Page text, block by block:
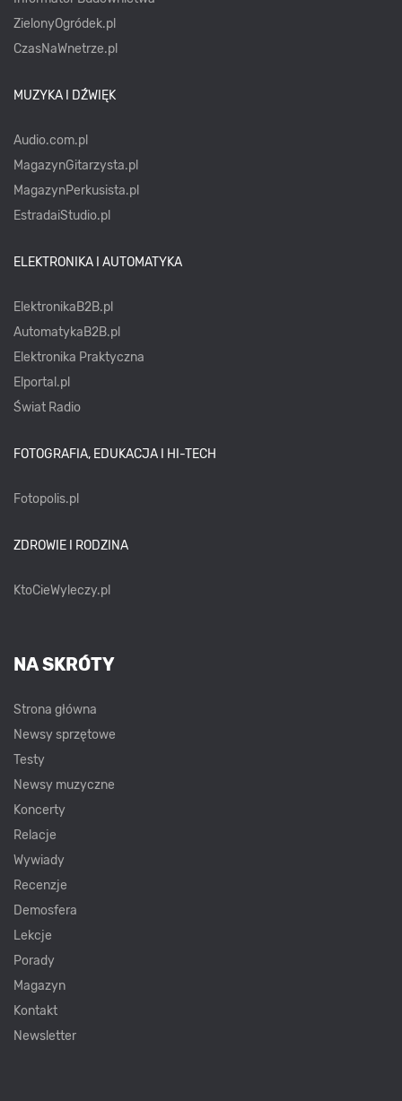
ZielonyOgródek.pl
CzasNaWnetrze.pl
MUZYKA I DŹWIĘK
Audio.com.pl
MagazynGitarzysta.pl
MagazynPerkusista.pl
EstradaiStudio.pl
ELEKTRONIKA I AUTOMATYKA
ElektronikaB2B.pl
AutomatykaB2B.pl
Elektronika Praktyczna
Elportal.pl
Świat Radio
FOTOGRAFIA, EDUKACJA I HI-TECH
Fotopolis.pl
ZDROWIE I RODZINA
KtoCieWyleczy.pl
NA SKRÓTY
Strona główna
Newsy sprzętowe
Testy
Newsy muzyczne
Koncerty
Relacje
Wywiady
Recenzje
Demosfera
Lekcje
Porady
Magazyn
Kontakt
Newsletter